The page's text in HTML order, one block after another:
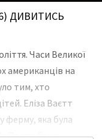
ДИВИТИСЬ
Часи Великої
американців на
тим, хто
Еліза Ваєтт
ферму, яка була
Проте банк,